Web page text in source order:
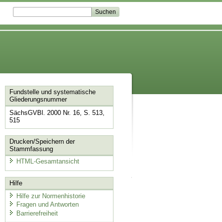
Fundstelle und systematische
Gliederungsnummer
SächsGVBl. 2000 Nr. 16, S. 513,
515
Drucken/Speichern der
Stammfassung
HTML-Gesamtansicht
Hilfe
Hilfe zur Normenhistorie
Fragen und Antworten
Barrierefreiheit